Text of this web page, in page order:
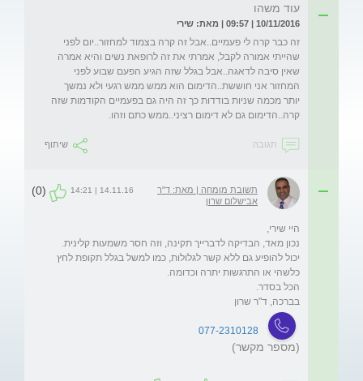
עוד משהו
10/11/2016 | 09:57 | מאת: שירי
זה כבר קרה לי פעמיים..אבל זה קרה בצמוד למחזור..יום לפני
שהייתי אמורה לקבל, אמרתי את זה לרופאת נשים והיא אמרה
שאין סיבה לדאגה..אבל בגלל שזה הגיע הפעם שבוע לפני
המחזור אני חוששת..הדימום הוא ממש ממש רגעי ולא נמשך
יותר מכמה שניות בודדות כך זה היה גם בפעמיים הקודמות שזה
קרה..הדימום גם לא דימום רציני..ממש כתם וזהו.
תגובה שיתוף
תשובת מומחה | מאת: ד"ר
אבישלום שרון
14.11.16 | 14:21
(0)
נכון מאד, הבדיקה לדברייך תקינה, וזה חסר משמעות קלינית.
יכול להופיע גם ללא קשר לגלולות, כמו למשל בגלל תקופת לחץ
בברכה, ד"ר שרון
077-2310128
(מספר מקשר)